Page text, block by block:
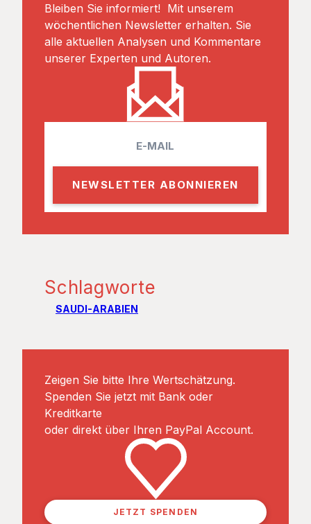
Bleiben Sie informiert! Mit unserem
wöchentlichen Newsletter erhalten. Sie
alle aktuellen Analysen und Kommentare
unserer Experten und Autoren.
l
Schlagworte
SAUDI-ARABIEN
Zeigen Sie bitte Ihre Wertschätzung.
Spenden Sie jetzt mit Bank oder
Kreditkarte
oder direkt über Ihren PayPal Account.
JETZT SPENDEN